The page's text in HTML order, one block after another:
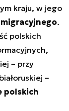
kraju, w jego
.
polskich
– przy
–
polskich